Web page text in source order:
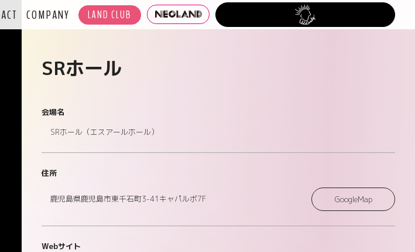
COMPANY LAND CLUB
SRホール
会場名
SRホール（エスアールホール）
住所
鹿児島県鹿児島市東千石町3-41キャパルボ7F GoogleMap
Webサイト